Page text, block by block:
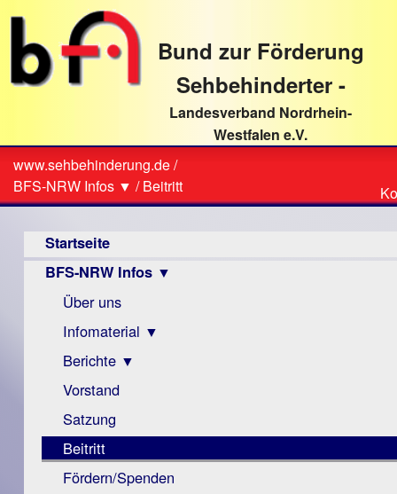
direkt
Textinhalt
Bund zur Förderung
Sehbehinderter -
Landesverband Nordrhein-
Westfalen e.V.
Sie
sind
hier
www.sehbehinderung.de/
BFS-NRW Infos ▼ /Beitritt
Startseite
BFS-NRW Infos ▼
Über uns
Infomaterial ▼
Visus
Zeitschrift
Monokular
Mac
Instagram-
Links
Berichte ▼
Archiv
Berichte
Vorstand
Satzung
Beitritt
Fördern/Spenden